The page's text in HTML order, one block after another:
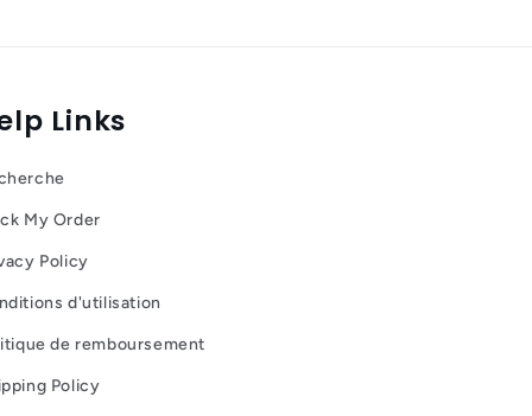
Links
My Order
Policy
d'utilisation
de remboursement
Policy